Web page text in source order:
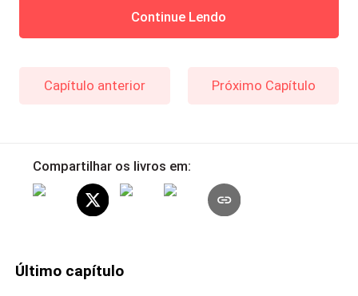
Continue Lendo
Capítulo anterior Próximo Capítulo
Compartilhar os livros em:
Último capítulo